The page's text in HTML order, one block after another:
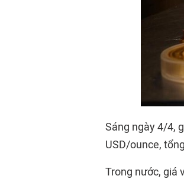
Sáng ngày 4/4,
USD/ounce,
Trong nước, giá